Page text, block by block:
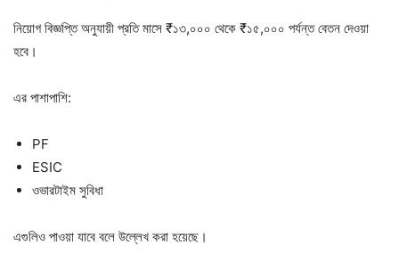
নিয়োগ বিজ্ঞপ্তি অনুযায়ী প্রতি মাসে ₹১৩,০০০ থেকে ₹১৫,০০০ পর্যন্ত বেতন দেওয়া
হবে।
এর পাশাপাশি:
PF
ESIC
ওভারটাইম সুবিধা
এগুলিও পাওয়া যাবে বলে উল্লেখ করা হয়েছে।